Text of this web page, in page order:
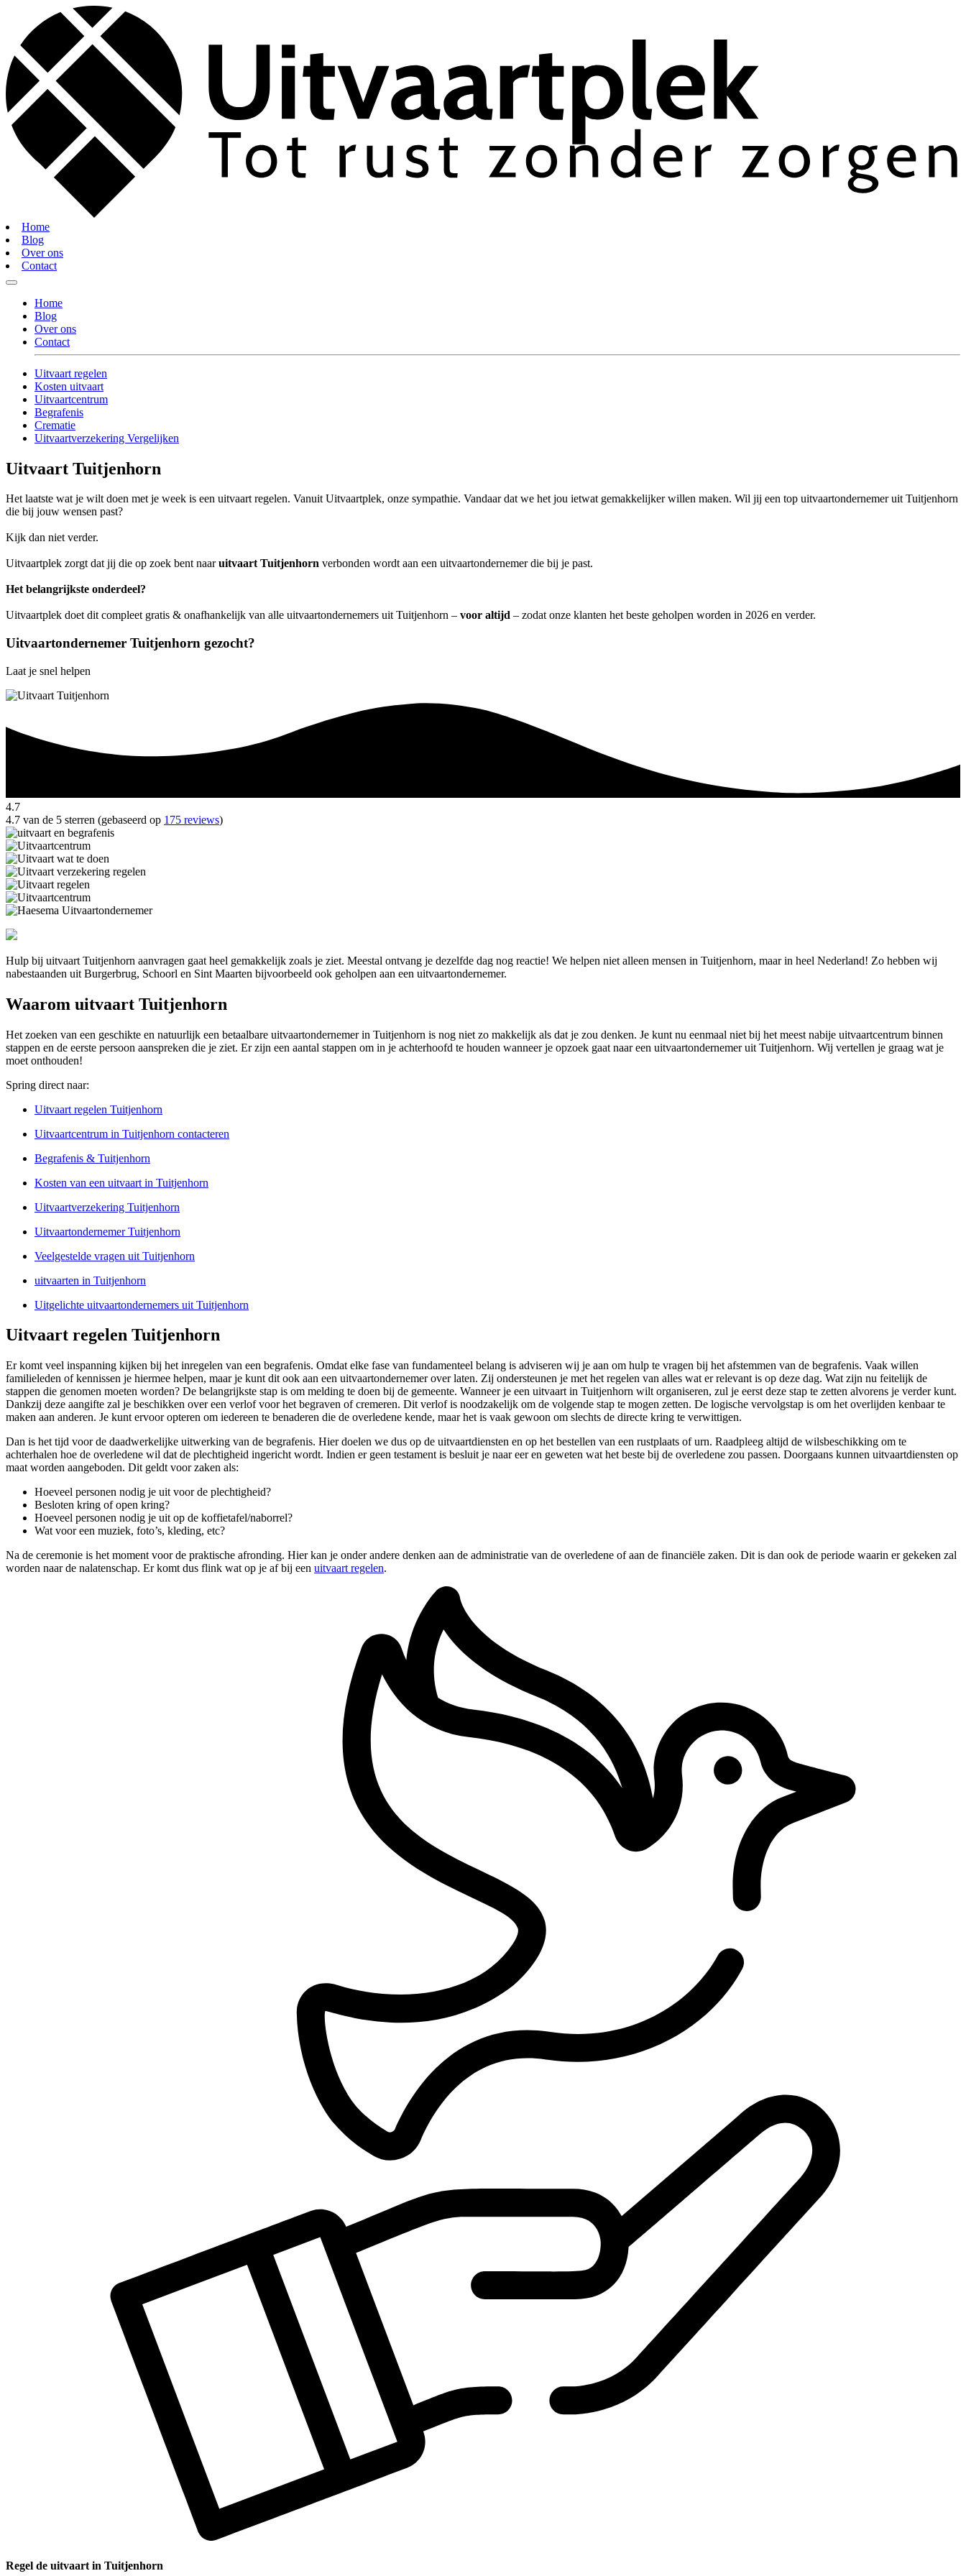
Home
Blog
Over ons
Contact
Home
Blog
Over ons
Contact
Uitvaart regelen
Kosten uitvaart
Uitvaartcentrum
Begrafenis
Crematie
Uitvaartverzekering Vergelijken
Uitvaart Tuitjenhorn
Het laatste wat je wilt doen met je week is een uitvaart regelen. Vanuit Uitvaartplek, onze sympathie. Vandaar dat we het jou ietwat gemakkelijker willen maken. Wil jij een top uitvaartondernemer uit Tuitjenhorn
die bij jouw wensen past?
Kijk dan niet verder.
Uitvaartplek zorgt dat jij die op zoek bent naaruitvaart Tuitjenhorn verbonden wordt aan een uitvaartondernemer die bij je past.
Het belangrijkste onderdeel?
Uitvaartplek doet dit compleet gratis & onafhankelijk van alle uitvaartondernemers uit Tuitjenhorn – voor altijd – zodat onze klanten het beste geholpen worden in 2026 en verder.
Uitvaartondernemer Tuitjenhorn gezocht?
Laat je snel helpen
4.7
4.7 van de 5 sterren (gebaseerd op 175 reviews)
Hulp bij uitvaart Tuitjenhorn aanvragen gaat heel gemakkelijk zoals je ziet. Meestal ontvang je dezelfde dag nog reactie! We helpen niet alleen mensen in Tuitjenhorn, maar in heel Nederland! Zo hebben wij
nabestaanden uit Burgerbrug, Schoorl en Sint Maarten bijvoorbeeld ook geholpen aan een uitvaartondernemer.
Waarom uitvaart Tuitjenhorn
Het zoeken van een geschikte en natuurlijk een betaalbare uitvaartondernemer in Tuitjenhorn is nog niet zo makkelijk als dat je zou denken. Je kunt nu eenmaal niet bij het meest nabije uitvaartcentrum binnen
stappen en de eerste persoon aanspreken die je ziet. Er zijn een aantal stappen om in je achterhoofd te houden wanneer je opzoek gaat naar een uitvaartondernemer uit Tuitjenhorn. Wij vertellen je graag wat je
moet onthouden!
Spring direct naar:
Uitvaart regelen Tuitjenhorn
Uitvaartcentrum in Tuitjenhorn contacteren
Begrafenis & Tuitjenhorn
Kosten van een uitvaart in Tuitjenhorn
Uitvaartverzekering Tuitjenhorn
Uitvaartondernemer Tuitjenhorn
Veelgestelde vragen uit Tuitjenhorn
uitvaarten in Tuitjenhorn
Uitgelichte uitvaartondernemers uit Tuitjenhorn
Uitvaart regelen Tuitjenhorn
Er komt veel inspanning kijken bij het inregelen van een begrafenis. Omdat elke fase van fundamenteel belang is adviseren wij je aan om hulp te vragen bij het afstemmen van de begrafenis. Vaak willen
familieleden of kennissen je hiermee helpen, maar je kunt dit ook aan een uitvaartondernemer over laten. Zij ondersteunen je met het regelen van alles wat er relevant is op deze dag. Wat zijn nu feitelijk de
stappen die genomen moeten worden? De belangrijkste stap is om melding te doen bij de gemeente. Wanneer je een uitvaart in Tuitjenhorn wilt organiseren, zul je eerst deze stap te zetten alvorens je verder kunt.
Dankzij deze aangifte zal je beschikken over een verlof voor het begraven of cremeren. Dit verlof is noodzakelijk om de volgende stap te mogen zetten. De logische vervolgstap is om het overlijden kenbaar te
maken aan anderen. Je kunt ervoor opteren om iedereen te benaderen die de overledene kende, maar het is vaak gewoon om slechts de directe kring te verwittigen.
Dan is het tijd voor de daadwerkelijke uitwerking van de begrafenis. Hier doelen we dus op de uitvaartdiensten en op het bestellen van een rustplaats of urn. Raadpleeg altijd de wilsbeschikking om te
achterhalen hoe de overledene wil dat de plechtigheid ingericht wordt. Indien er geen testament is besluit je naar eer en geweten wat het beste bij de overledene zou passen. Doorgaans kunnen uitvaartdiensten op
maat worden aangeboden. Dit geldt voor zaken als:
Hoeveel personen nodig je uit voor de plechtigheid?
Besloten kring of open kring?
Hoeveel personen nodig je uit op de koffietafel/naborrel?
Wat voor een muziek, foto’s, kleding, etc?
Na de ceremonie is het moment voor de praktische afronding. Hier kan je onder andere denken aan de administratie van de overledene of aan de financiële zaken. Dit is dan ook de periode waarin er gekeken zal
worden naar de nalatenschap. Er komt dus flink wat op je af bij een uitvaart regelen.
Regel de uitvaart in Tuitjenhorn